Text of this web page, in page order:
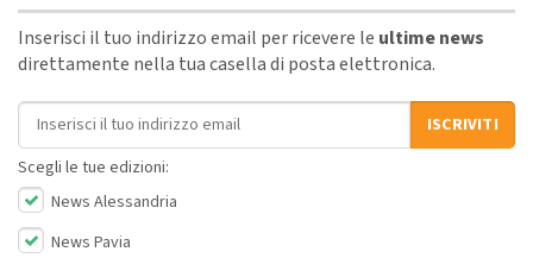
Inserisci il tuo indirizzo email per ricevere le ultime news
direttamente nella tua casella di posta elettronica.
Indirizzo email
ISCRIVITI
Scegli le tue edizioni:
News Alessandria
News Pavia